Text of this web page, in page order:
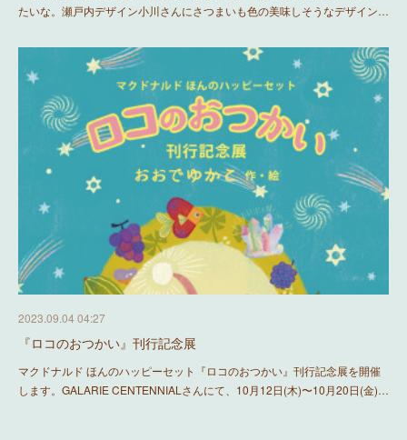
たいな。瀬戸内デザイン小川さんにさつまいも色の美味しそうなデザイン…
2023.09.04 04:27
『ロコのおつかい』刊行記念展
マクドナルド ほんのハッピーセット『ロコのおつかい』刊行記念展を開催
します。GALARIE CENTENNIALさんにて、10月12日(木)〜10月20日(金)…